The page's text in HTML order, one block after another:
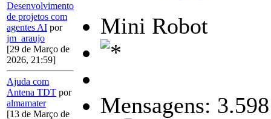
Desenvolvimento
de projetos com
agentes AI por
jm_araujo
[29 de Março de
2026, 21:59]
Ajuda com
Antena TDT por
almamater
[13 de Março de
Mini Robot
Mensagens: 3.598